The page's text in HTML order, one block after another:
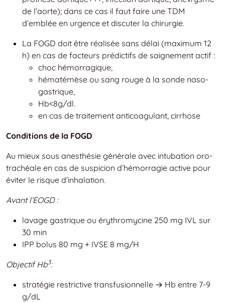
de l’aorte); dans ce cas il faut faire une TDM
d’emblée en urgence et discuter la chirurgie.
La FOGD doit être réalisée sans délai (maximum 12
h) en cas de facteurs prédictifs de saignement actif :
choc hémorragique,
hématémèse ou sang rouge à la sonde naso-
gastrique,
Hb<8g/dl.
en cas de traitement anticoagulant, cirrhose
Conditions de la FOGD
Au mieux sous anesthésie générale avec intubation oro-
trachéale en cas de suspicion d’hémorragie active pour
éviter le risque d’inhalation.
Avant l’EOGD :
lavage gastrique ou érythromycine 250 mg IVL sur
30 min
IPP bolus 80 mg + IVSE 8 mg/H
Objectif Hb3:
stratégie restrictive transfusionnelle → Hb entre 7-9
g/dL